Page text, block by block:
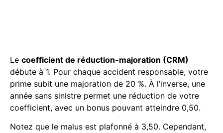
Le coefficient de réduction-majoration (CRM)
débute à 1. Pour chaque accident responsable, votre
prime subit une majoration de 20 %. À l’inverse, une
année sans sinistre permet une réduction de votre
coefficient, avec un bonus pouvant atteindre 0,50.
Notez que le malus est plafonné à 3,50. Cependant,